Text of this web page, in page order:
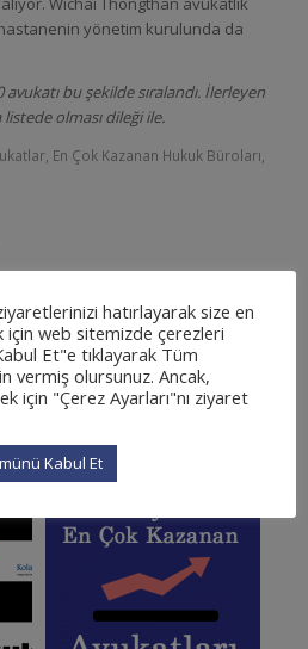
yönetim kurulunda da
bu şekilde sıralandı. İlerleyen
olması dileği ile.
, En Çok Kazanan Hukuk Büroları
hatırlayarak size en
için web sitemizde çerezleri
Et"e tıklayarak Tüm
vermiş olursunuz. Ancak,
için "Çerez Ayarları"nı ziyaret
Kabul Et